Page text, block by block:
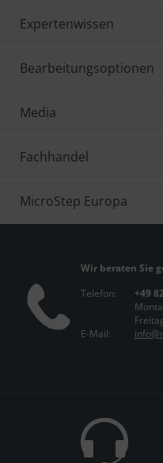
Expertenwissen
Bearbeitungsoptionen
Media
Fachhandel
MicroStep Europa
Wir beraten Sie
Telefon:
+49
E-Mail: